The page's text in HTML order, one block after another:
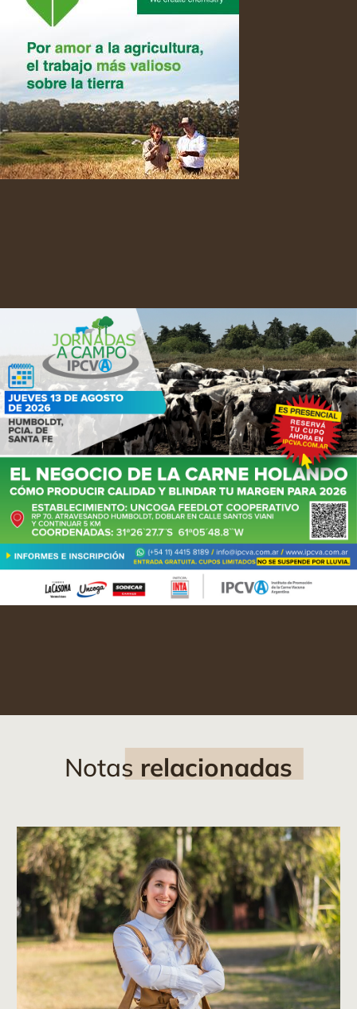
Notas relacionadas